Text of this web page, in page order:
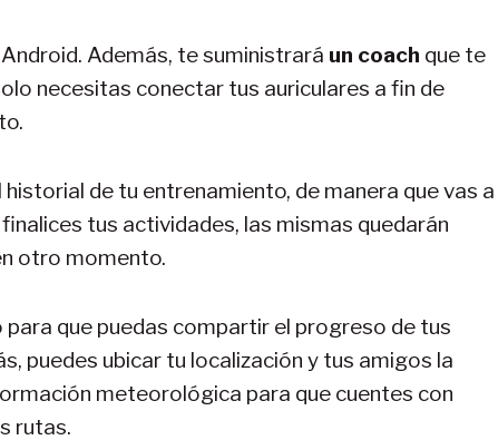
Además, te suministrará un coach que te
necesitas conectar tus auriculares a fin de
de tu entrenamiento, de manera que vas a
tus actividades, las mismas quedarán
otro momento.
que puedas compartir el progreso de tus
puedes ubicar tu localización y tus amigos la
meteorológica para que cuentes con
rutas.